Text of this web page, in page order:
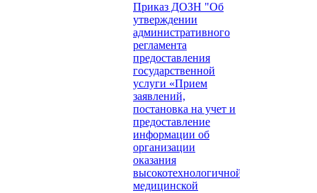
Приказ ДОЗН "Об
утверждении
административного
регламента
предоставления
государственной
услуги «Прием
заявлений,
постановка на учет и
предоставление
информации об
организации
оказания
высокотехнологичной
медицинской